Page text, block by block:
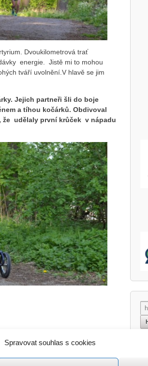
Spravovat souhlas s cookies
Dvoukilometrová trať
energie. Jistě mi to mohou
tváří uvolnění.V hlavě se jim
Jejich partneři šli do boje
a tíhou kočárků. Obdivoval
že udělaly první krůček v nápadu